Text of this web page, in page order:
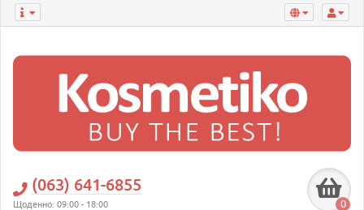
(063) 641-6855
Щоденно: 09:00 - 18:00 0